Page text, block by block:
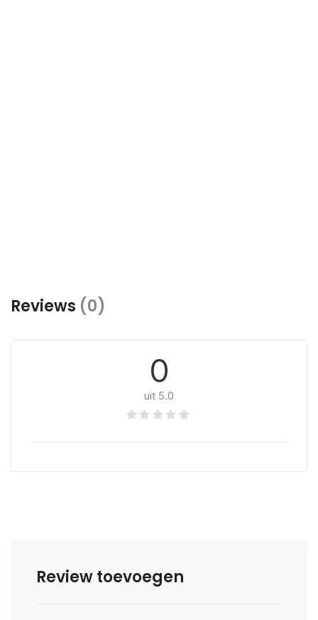
Reviews (0)
0
uit 5.0
Review toevoegen